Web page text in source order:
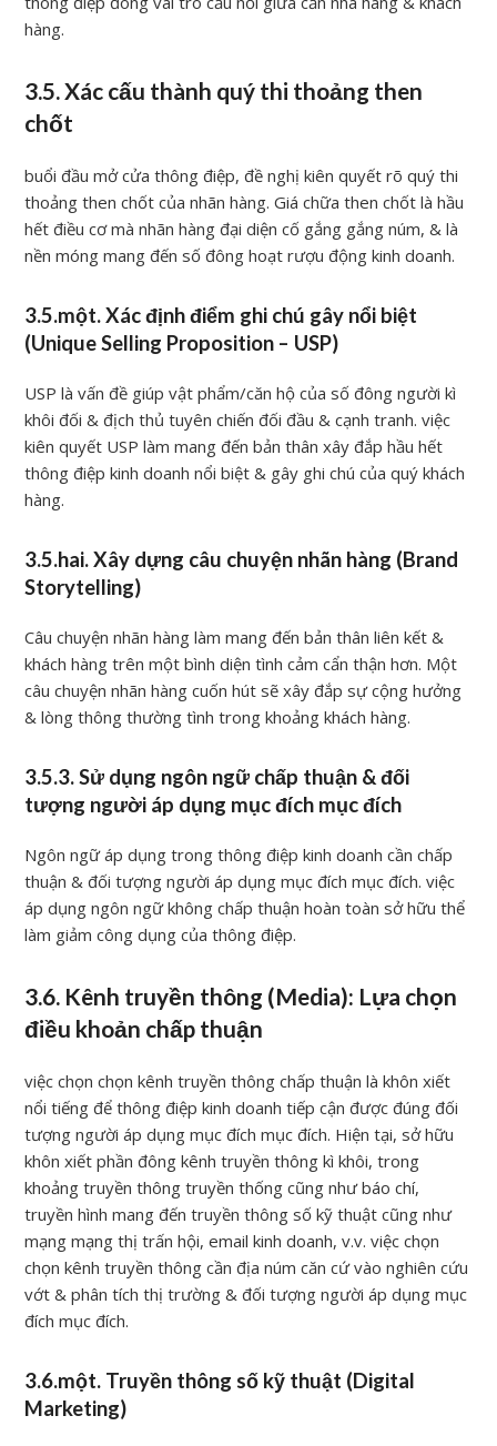
hàng.
3.5. Xác cấu thành quý thi thoảng then
chốt
buổi đầu mở cửa thông điệp, đề nghị kiên quyết rõ quý thi
thoảng then chốt của nhãn hàng. Giá chữa then chốt là hầu
hết điều cơ mà nhãn hàng đại diện cố gắng gắng núm, & là
nền móng mang đến số đông hoạt rượu động kinh doanh.
3.5.một. Xác định điểm ghi chú gây nổi biệt
(Unique Selling Proposition – USP)
USP là vấn đề giúp vật phẩm/căn hộ của số đông người kì
khôi đối & địch thủ tuyên chiến đối đầu & cạnh tranh. việc
kiên quyết USP làm mang đến bản thân xây đắp hầu hết
thông điệp kinh doanh nổi biệt & gây ghi chú của quý khách
hàng.
3.5.hai. Xây dựng câu chuyện nhãn hàng (Brand
Storytelling)
Câu chuyện nhãn hàng làm mang đến bản thân liên kết &
khách hàng trên một bình diện tình cảm cẩn thận hơn. Một
câu chuyện nhãn hàng cuốn hút sẽ xây đắp sự cộng hưởng
& lòng thông thường tình trong khoảng khách hàng.
3.5.3. Sử dụng ngôn ngữ chấp thuận & đối
tượng người áp dụng mục đích mục đích
Ngôn ngữ áp dụng trong thông điệp kinh doanh cần chấp
thuận & đối tượng người áp dụng mục đích mục đích. việc
áp dụng ngôn ngữ không chấp thuận hoàn toàn sở hữu thể
làm giảm công dụng của thông điệp.
3.6. Kênh truyền thông (Media): Lựa chọn
điều khoản chấp thuận
việc chọn chọn kênh truyền thông chấp thuận là khôn xiết
nổi tiếng để thông điệp kinh doanh tiếp cận được đúng đối
tượng người áp dụng mục đích mục đích. Hiện tại, sở hữu
khôn xiết phần đông kênh truyền thông kì khôi, trong
khoảng truyền thông truyền thống cũng như báo chí,
truyền hình mang đến truyền thông số kỹ thuật cũng như
mạng mạng thị trấn hội, email kinh doanh, v.v. việc chọn
chọn kênh truyền thông cần địa núm căn cứ vào nghiên cứu
vớt & phân tích thị trường & đối tượng người áp dụng mục
đích mục đích.
3.6.một. Truyền thông số kỹ thuật (Digital
Marketing)